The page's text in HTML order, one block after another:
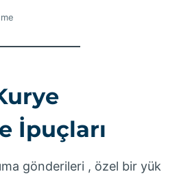
İpuçları
gönderileri , özel bir yük